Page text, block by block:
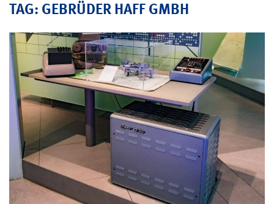
TAG: GEBRÜDER HAFF GMBH